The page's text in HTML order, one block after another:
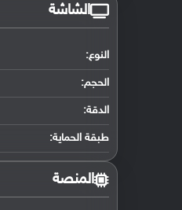
الشاشة
النوع:
الحجم:
الدقة:
طبقة الحماية:
المنصة